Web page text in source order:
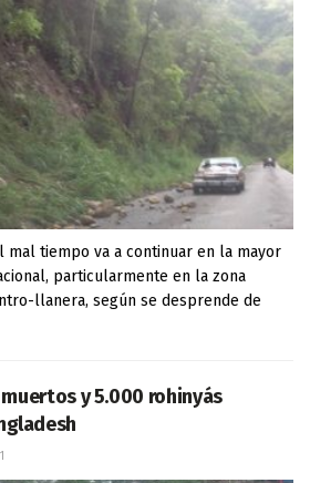
mal tiempo va a continuar en la mayor
particularmente en la zona
llanera, según se desprende de
y 5.000 rohinyás